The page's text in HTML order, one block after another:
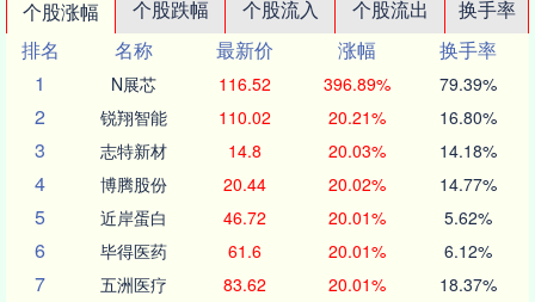
个股涨幅 个股跌幅 个股流入 个股流出
换手率
排名
名称 最新价 涨幅
换手率
1
N展芯 116.52 396.89% 79.39%
2 锐翔智能 110.02 20.21% 16.80%
3 志特新材 14.8 20.03% 14.18%
4 博腾股份 20.44 20.02% 14.77%
5 近岸蛋白 46.72 20.01% 5.62%
6 毕得医药 61.6 20.01% 6.12%
7 五洲医疗 83.62 20.01% 18.37%